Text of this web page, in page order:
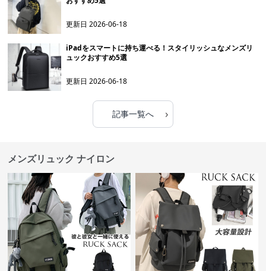
更新日2026-06-18
iPadをスマートに持ち運べる！スタイリッシュなメンズリ
ュックおすすめ5選
更新日2026-06-18
記事一覧へ ›
メンズリュック ナイロン